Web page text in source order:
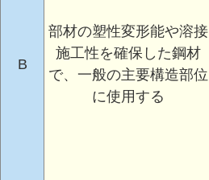
B
部材の塑性変形能や溶接
施工性を確保した鋼材
で、一般の主要構造部位
に使用する